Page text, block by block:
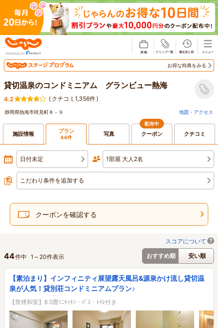
お得な特典をみる
貸切温泉のコンドミニアム グランビュー熱海
4.2 ( クチコミ1,356件)
静岡県熱海市咲見町８－９ 地図・アクセス
施設情報 プラン
44件 写真
配布中
クーポン クチコミ
日付未定 1部屋 大人2名
こだわり条件を追加する
クーポンを確認する
スコアについて
おすすめ順
安い順
44件中 1 ～ 20件表示
【素泊まり】インフィニティ展望露天風呂&源泉かけ流し貸切温
泉が人気！貸別荘コンドミニアムプラン♪
【禁煙和室】8.5畳ﾐﾆｷｯﾁﾝ・ﾊﾞｽ・ﾄｲﾚ付き